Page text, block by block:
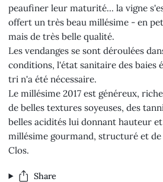
peaufiner leur maturité... la vigne
offert un très beau millésime - en
mais de très belle qualité.
Les vendanges se sont déroulées
conditions, l'état sanitaire des baies
tri n'a été nécessaire.
Le millésime 2017 est généreux,
de belles textures soyeuses, des
belles acidités lui donnant hauteur
millésime gourmand, structuré et
Clos.
Share